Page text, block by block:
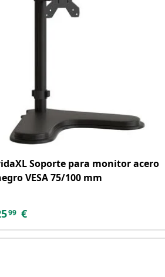
Soporte para monitor acero
VESA 75/100 mm
99 €